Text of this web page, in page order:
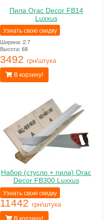
Пила Orac Decor FB14
Luxxus
Узнать свою скидку
Ширина: 2.7
Высота: 68
3492 грн/штука
В корзину!
Набор (стусло + пила) Orac
Decor FB300 Luxxus
Узнать свою скидку
11442 грн/штука
В корзину!